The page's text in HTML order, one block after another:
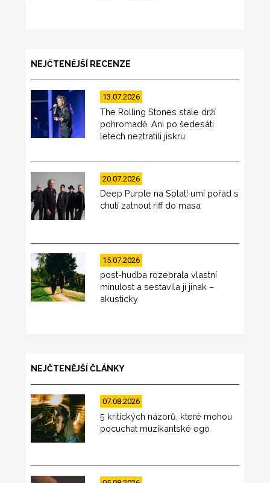
NEJČTENĚJŠÍ RECENZE
13.07.2026
The Rolling Stones stále drží
pohromadě. Ani po šedesáti
letech neztratili jiskru
20.07.2026
Deep Purple na Splat! umí pořád s
chutí zatnout riff do masa
15.07.2026
post-hudba rozebrala vlastní
minulost a sestavila ji jinak –
akusticky
NEJČTENĚJŠÍ ČLÁNKY
07.08.2026
5 kritických názorů, které mohou
pocuchat muzikantské ego